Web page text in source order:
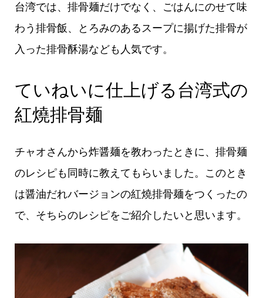
台湾では、排骨麺だけでなく、ごはんにのせて味
わう排骨飯、とろみのあるスープに揚げた排骨が
入った排骨酥湯なども人気です。
ていねいに仕上げる台湾式の
紅燒排骨麺
チャオさんから炸醤麺を教わったときに、排骨麺
のレシピも同時に教えてもらいました。このとき
は醤油だれバージョンの紅燒排骨麺をつくったの
で、そちらのレシピをご紹介したいと思います。